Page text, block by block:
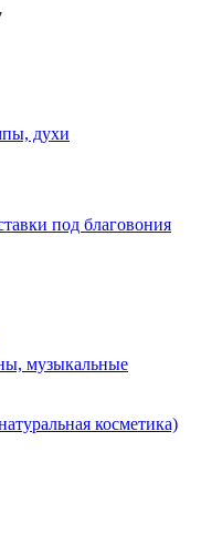
духи
под благовония
музыкальные
косметика)